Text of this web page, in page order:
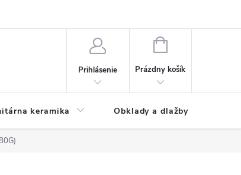
Prihlásenie
NÁKUPNÝ
Prázdny košík
keramika Obklady a dlažby